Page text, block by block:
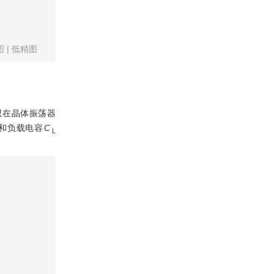
|低精图
晶体振荡器
负载电容 C L